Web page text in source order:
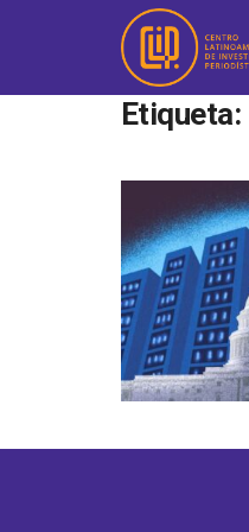
Etiqueta: